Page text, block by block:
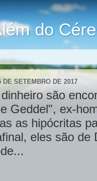
do
DE SETEMBRO DE 2017
são
Geddel", ex-
as hipócritas
eles são de